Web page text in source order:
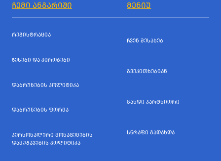
ᲩᲔᲛᲘ ᲐᲜᲒᲐᲠᲘᲨᲘ ᲛᲔᲜᲘᲣ
ᲠᲔᲒᲘᲡᲢᲠᲐᲪᲘᲐ
ᲬᲔᲡᲔᲑᲘ ᲓᲐ ᲞᲘᲠᲝᲑᲔᲑᲘ
ᲓᲐᲑᲠᲣᲜᲔᲑᲘᲡ ᲞᲝᲚᲘᲢᲘᲙᲐ
ᲓᲐᲑᲠᲣᲜᲔᲑᲘᲡ ᲤᲝᲠᲛᲐ
ᲞᲔᲠᲡᲝᲜᲐᲚᲣᲠᲘ ᲛᲝᲜᲐᲪᲔᲛᲔᲑᲘᲡ
ᲓᲐᲛᲣᲨᲐᲕᲔᲑᲘᲡ ᲞᲝᲚᲘᲢᲘᲙᲐ
ᲩᲕᲔᲜ ᲨᲔᲡᲐᲮᲔᲑ
ᲒᲕᲔᲙᲘᲗᲮᲔᲑᲘᲐᲜ
ᲒᲐᲮᲓᲘ ᲞᲐᲠᲢᲜᲘᲝᲠᲘ
ᲡᲬᲠᲐᲤᲘ ᲒᲐᲓᲐᲮᲓᲐ